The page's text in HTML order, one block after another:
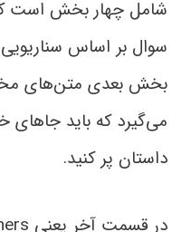
شامل چهار بخش است
سوال بر اساس
بخش بعدی متن‌های
می‌گیرد که باید جاهای
داستان پر کنید.